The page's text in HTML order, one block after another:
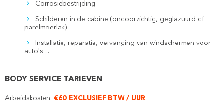
Corrosiebestrijding
Schilderen in de cabine (ondoorzichtig, geglazuurd of
parelmoerlak)
Installatie, reparatie, vervanging van windschermen voor
auto's ...
BODY SERVICE TARIEVEN
Arbeidskosten: €60 EXCLUSIEF BTW / UUR